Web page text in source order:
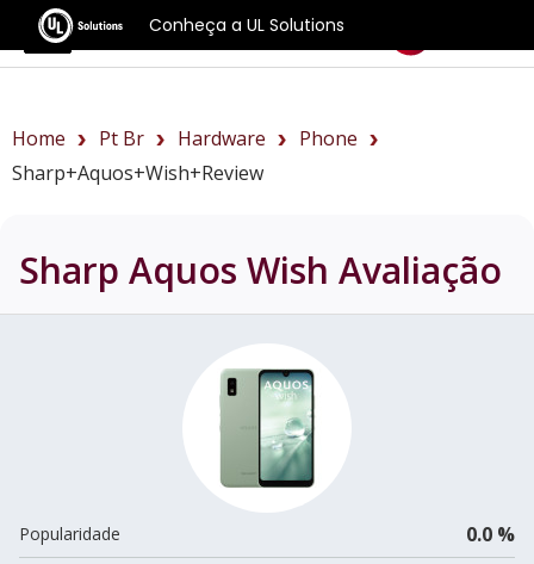
Conheça a UL Solutions
Benchmarks
Home Pt Br Hardware
Phone
Sharp+Aquos+Wish+review
Sharp Aquos Wish Avaliação
Popularidade 0.0 %